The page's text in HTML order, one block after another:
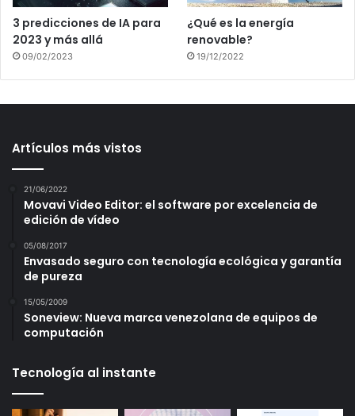
3 predicciones de IA para
2023 y más allá
09/02/2023
¿Qué es la energía
renovable?
19/12/2022
Artículos más vistos
21/06/2022
Movavi Video Editor: el software por excelencia de
edición de vídeo
05/08/2017
Envasado seguro con tecnología ecológica y garantía
de pureza
15/05/2009
Soneview: Nueva marca venezolana de equipos de
computación
Tecnología al instante